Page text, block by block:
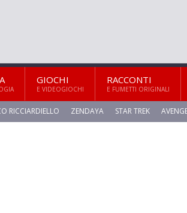
GIOCHI
E VIDEOGIOCHI
RACCONTI
E FUMETTI ORIGINALI
RICCIARDIELLO ZENDAYA STAR TREK